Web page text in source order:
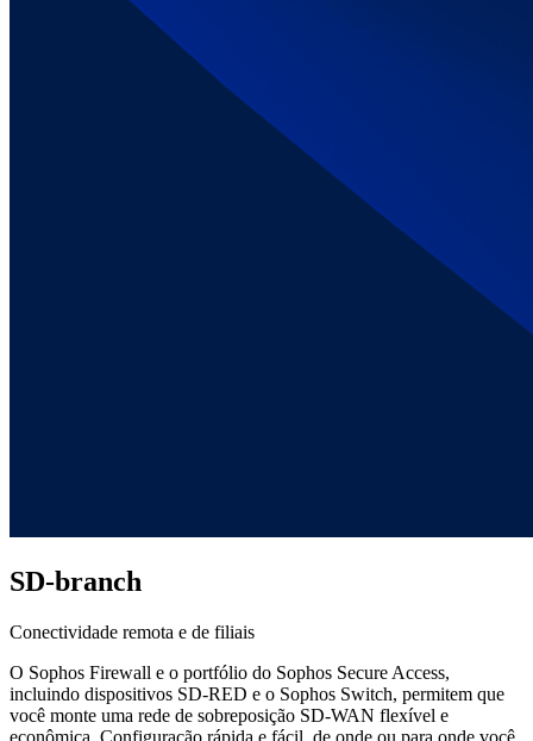
SD-branch
Conectividade remota e de filiais
O Sophos Firewall e o portfólio do Sophos Secure Access,
incluindo dispositivos SD-RED e o Sophos Switch, permitem que
você monte uma rede de sobreposição SD-WAN flexível e
econômica. Configuração rápida e fácil, de onde ou para onde você